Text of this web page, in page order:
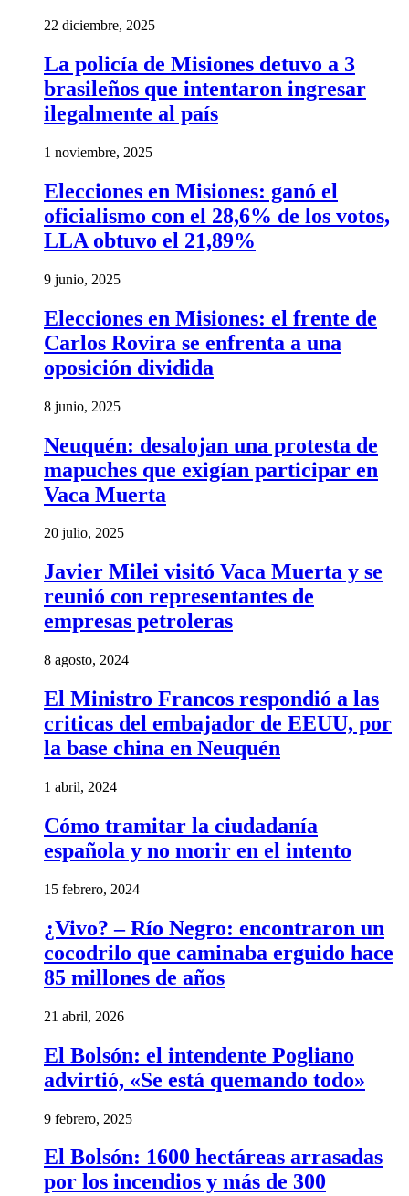
22 diciembre, 2025
La policía de Misiones detuvo a 3
brasileños que intentaron ingresar
ilegalmente al país
1 noviembre, 2025
Elecciones en Misiones: ganó el
oficialismo con el 28,6% de los votos,
LLA obtuvo el 21,89%
9 junio, 2025
Elecciones en Misiones: el frente de
Carlos Rovira se enfrenta a una
oposición dividida
8 junio, 2025
Neuquén: desalojan una protesta de
mapuches que exigían participar en
Vaca Muerta
20 julio, 2025
Javier Milei visitó Vaca Muerta y se
reunió con representantes de
empresas petroleras
8 agosto, 2024
El Ministro Francos respondió a las
criticas del embajador de EEUU, por
la base china en Neuquén
1 abril, 2024
Cómo tramitar la ciudadanía
española y no morir en el intento
15 febrero, 2024
¿Vivo? – Río Negro: encontraron un
cocodrilo que caminaba erguido hace
85 millones de años
21 abril, 2026
El Bolsón: el intendente Pogliano
advirtió, «Se está quemando todo»
9 febrero, 2025
El Bolsón: 1600 hectáreas arrasadas
por los incendios y más de 300